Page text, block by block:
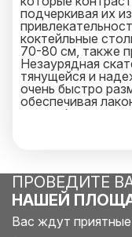
подчеркивая их
коктейльные
70-80 см, также
Незаурядная
тянущейся и
очень быстро
обеспечивая
также быстро
подвержены
чистятся и не
ПРОВЕДИТЕ
НАШЕЙ
Вас ждут